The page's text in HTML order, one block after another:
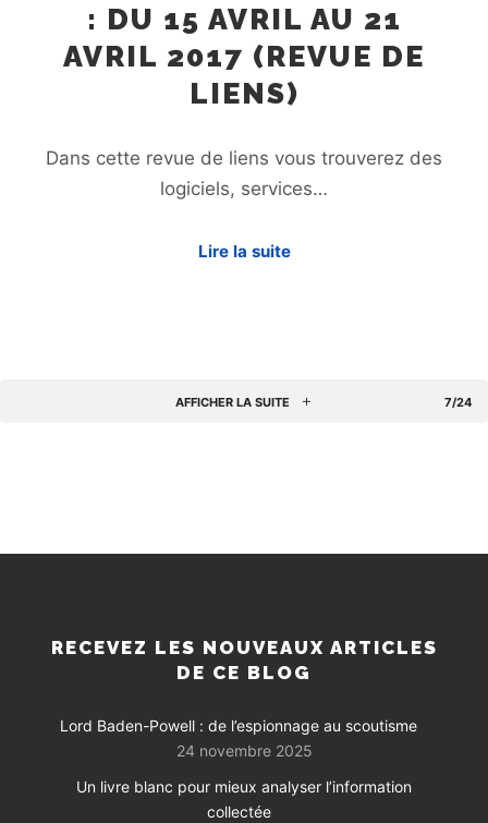
: DU 15 AVRIL AU 21
AVRIL 2017 (REVUE DE
LIENS)
Dans cette revue de liens vous trouverez des
logiciels, services…
Lire la suite
AFFICHER LA SUITE 7/24
RECEVEZ LES NOUVEAUX ARTICLES
DE CE BLOG
Lord Baden-Powell : de l’espionnage au scoutisme
24 novembre 2025
Un livre blanc pour mieux analyser l’information
collectée